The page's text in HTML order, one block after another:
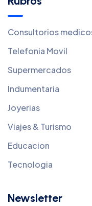
Consultorios
Telefonia Movil
Supermercados
Indumentaria
Joyerias
Viajes & Turismo
Educacion
Tecnologia
Newsletter